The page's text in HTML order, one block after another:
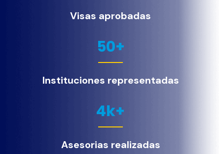
Visas aprobadas
50+
Instituciones representadas
4k+
Asesorias realizadas